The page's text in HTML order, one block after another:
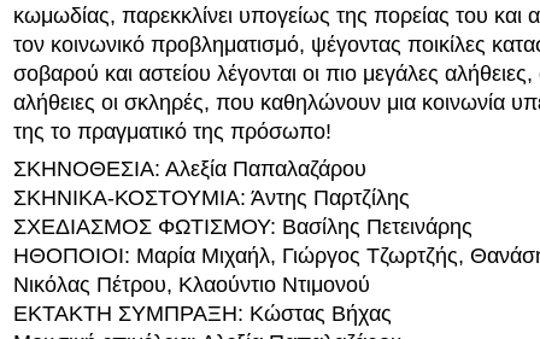
κωμωδίας, παρεκκλίνει υπογείως της πορείας του και
τον κοινωνικό προβληματισμό, ψέγοντας ποικίλες
σοβαρού και αστείου λέγονται οι πιο μεγάλες αλήθειες,
αλήθειες οι σκληρές, που καθηλώνουν μια κοινωνία
της το πραγματικό της πρόσωπο!
ΣΚΗΝΟΘΕΣΙΑ: Αλεξία Παπαλαζάρου
ΣΚΗΝΙΚΑ-ΚΟΣΤΟΥΜΙΑ: Άντης Παρτζίλης
ΣΧΕΔΙΑΣΜΟΣ ΦΩΤΙΣΜΟΥ: Βασίλης Πετεινάρης
ΗΘΟΠΟΙΟΙ: Μαρία Μιχαήλ, Γιώργος Τζωρτζής,
Νικόλας Πέτρου, Κλαούντιο Ντιμονού
ΕΚΤΑΚΤΗ ΣΥΜΠΡΑΞΗ: Κώστας Βήχας